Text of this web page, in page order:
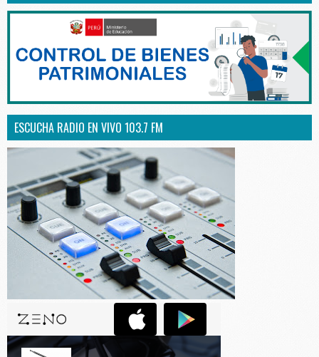
ESCUCHA RADIO EN VIVO 103.7 FM